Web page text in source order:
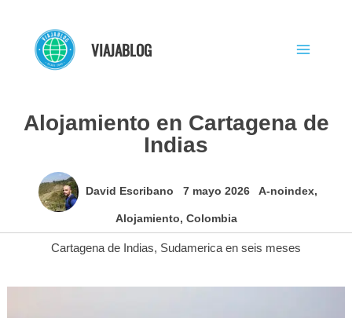
contenido
VIAJABLOG
Alojamiento en Cartagena de
Indias
David Escribano 7 mayo 2026 A-noindex,
Alojamiento, Colombia
Cartagena de Indias, Sudamerica en seis meses